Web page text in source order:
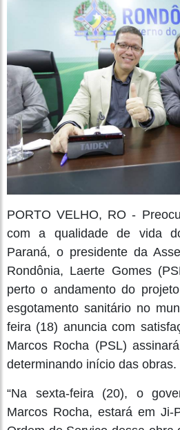
PORTO VELHO, RO -
com a qualidade de vida
Paraná, o presidente da
Rondônia, Laerte Gomes
perto o andamento do
esgotamento sanitário no
feira (18) anuncia com
Marcos Rocha (PSL)
determinando início das obras.
“Na sexta-feira (20), o
Marcos Rocha, estará em Ji-